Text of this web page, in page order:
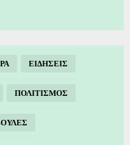
ΕΙΔΗΣΕΙΣ
ΠΟΛΙΤΙΣΜΟΣ